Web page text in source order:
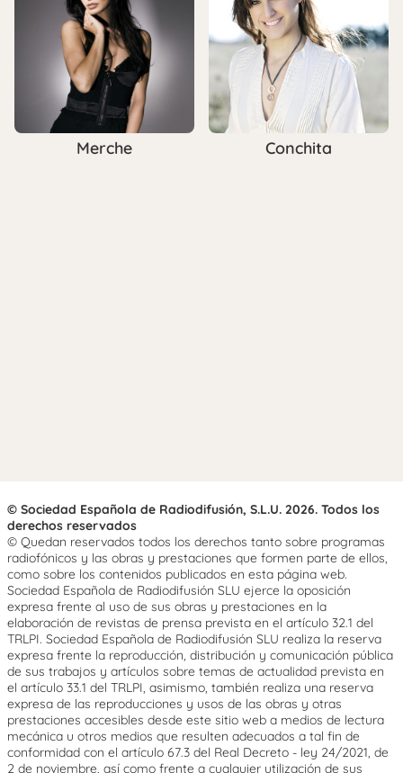
Merche Conchita
© Sociedad Española de Radiodifusión, S.L.U. 2026. Todos los
derechos reservados
© Quedan reservados todos los derechos tanto sobre programas
radiofónicos y las obras y prestaciones que formen parte de ellos,
como sobre los contenidos publicados en esta página web.
Sociedad Española de Radiodifusión SLU ejerce la oposición
expresa frente al uso de sus obras y prestaciones en la
elaboración de revistas de prensa prevista en el artículo 32.1 del
TRLPI. Sociedad Española de Radiodifusión SLU realiza la reserva
expresa frente la reproducción, distribución y comunicación pública
de sus trabajos y artículos sobre temas de actualidad prevista en
el artículo 33.1 del TRLPI, asimismo, también realiza una reserva
expresa de las reproducciones y usos de las obras y otras
prestaciones accesibles desde este sitio web a medios de lectura
mecánica u otros medios que resulten adecuados a tal fin de
conformidad con el artículo 67.3 del Real Decreto - ley 24/2021, de
2 de noviembre, así como frente a cualquier utilización de sus